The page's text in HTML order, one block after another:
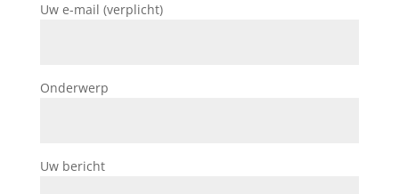
Uw e-mail (verplicht)
Onderwerp
Uw bericht